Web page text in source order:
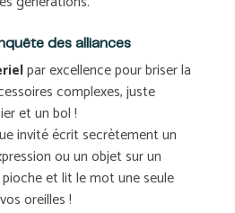
des alliances
par excellence pour briser la
complexes, juste
et un bol !
invité écrit secrètement un
ou un objet sur un
pioche et lit le mot une seule
oreilles !